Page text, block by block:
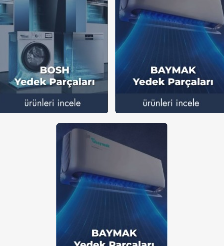
Soğutma Sistemleri
Şofben ve Termosifon